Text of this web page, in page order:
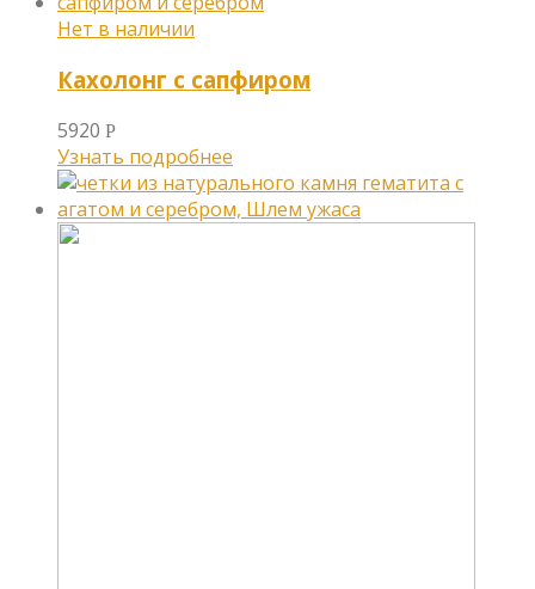
Кахолонг с сапфиром
5920 Р
Узнать подробнее